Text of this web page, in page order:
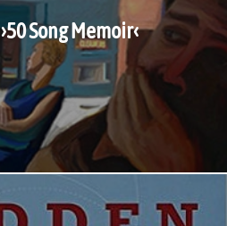
Song Memoir‹